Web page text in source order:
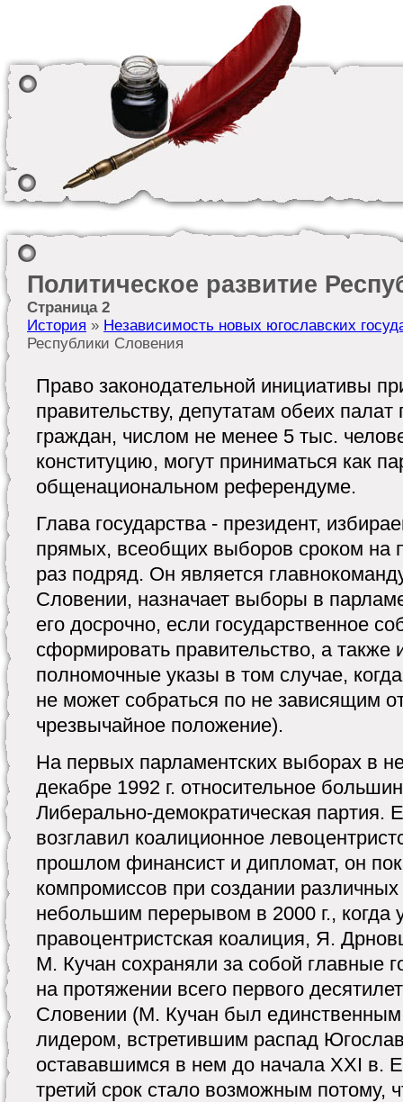
Политическое развитие
Страница 2
История » Независимость новых югославских
Республики Словения
Право законодательной инициативы
правительству, депутатам обеих
граждан, числом не менее 5 тыс.
конституцию, могут приниматься как
общенациональном референдуме.
Глава государства - президент,
прямых, всеобщих выборов сроком на
раз подряд. Он является
Словении, назначает выборы в
его досрочно, если государственное
сформировать правительство, а также
полномочные указы в том случае,
не может собраться по не зависящим
чрезвычайное положение).
На первых парламентских выборах в
декабре 1992 г. относительное
Либерально-демократическая партия.
возглавил коалиционное
прошлом финансист и дипломат, он
компромиссов при создании
небольшим перерывом в 2000 г., когда
правоцентристская коалиция, Я.
М. Кучан сохраняли за собой главные
на протяжении всего первого
Словении (М. Кучан был единственным
лидером, встретившим распад
остававшимся в нем до начала XXI в.
третий срок стало возможным потому,